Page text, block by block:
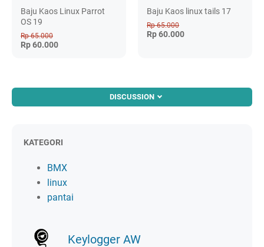
Baju Kaos Linux Parrot
OS 19
Rp 65.000
Rp 60.000
Baju Kaos linux tails 17
Rp 65.000
Rp 60.000
DISCUSSION
KATEGORI
BMX
linux
pantai
Keylogger AW